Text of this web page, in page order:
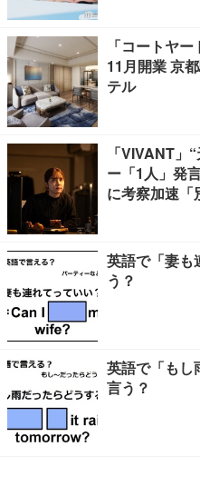
「コートヤ
11月開業 京
テル
「VIVANT」
ー「1人」発
に考察加速「
英語で「妻も
う？
英語で「もし
言う？